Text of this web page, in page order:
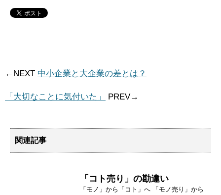
←NEXT 中小企業と大企業の差とは？
「大切なことに気付いた」 PREV→
関連記事
「コト売り」の勘違い
「モノ」から「コト」へ 「モノ売り」から